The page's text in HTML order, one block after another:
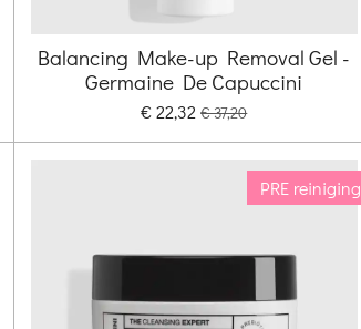
Balancing Make-up Removal Gel -
Germaine De Capuccini
€ 22,32 € 37,20
PRE reiniging